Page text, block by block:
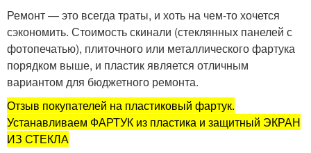
Ремонт — это всегда траты, и хоть на чем-то хочется
сэкономить. Стоимость скинали (стеклянных панелей с
фотопечатью), плиточного или металлического фартука
порядком выше, и пластик является отличным
вариантом для бюджетного ремонта.
Отзыв покупателей на пластиковый фартук.
Устанавливаем ФАРТУК из пластика и защитный ЭКРАН
ИЗ СТЕКЛА